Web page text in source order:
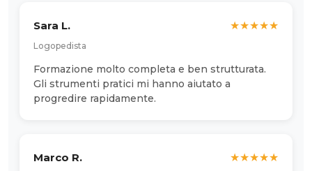
Sara L.
Logopedista
★★★★★
Formazione molto completa e ben strutturata.
Gli strumenti pratici mi hanno aiutato a
progredire rapidamente.
Marco R. ★★★★★